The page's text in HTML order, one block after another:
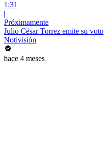
1:31
|
Próximamente
Julio César Torrez emite su voto
Notivisión
hace 4 meses